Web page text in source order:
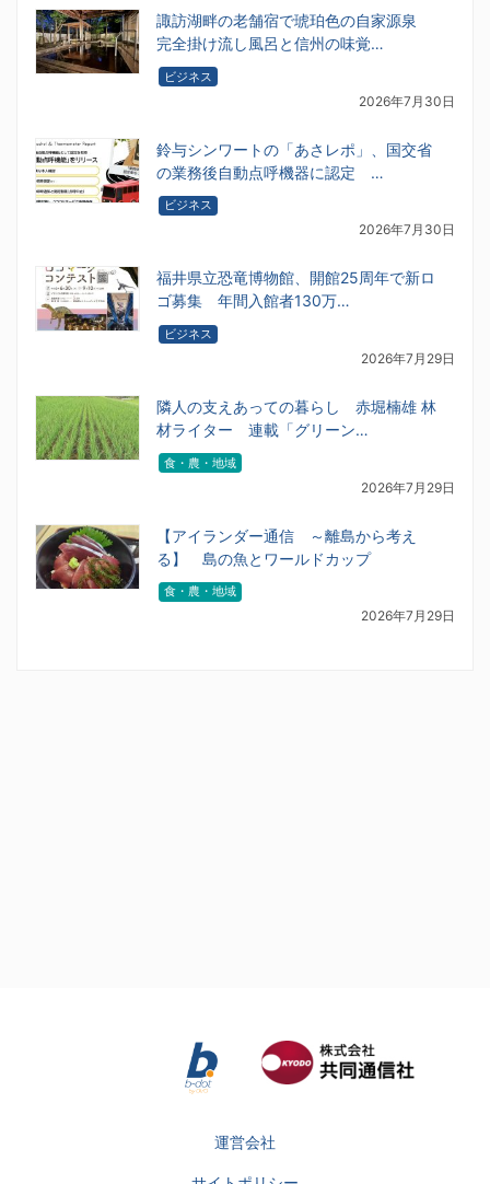
諏訪湖畔の老舗宿で琥珀色の自家源泉
完全掛け流し風呂と信州の味覚…
ビジネス
2026年7月30日
鈴与シンワートの「あさレポ」、国交省
の業務後自動点呼機器に認定 …
ビジネス
2026年7月30日
福井県立恐竜博物館、開館25周年で新ロ
ゴ募集 年間入館者130万…
ビジネス
2026年7月29日
隣人の支えあっての暮らし 赤堀楠雄 林
材ライター 連載「グリーン…
食・農・地域
2026年7月29日
【アイランダー通信 ～離島から考え
る】 島の魚とワールドカップ
食・農・地域
2026年7月29日
運営会社